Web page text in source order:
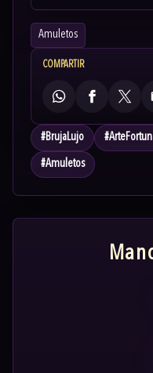
Amuletos
COMPARTIR
WhatsAppFacebook
X
#BrujaLujo #
#Amuletos